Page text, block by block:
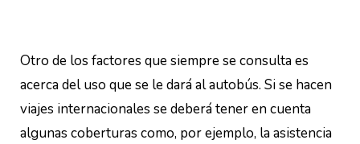
Otro de los factores que siempre se consulta es
acerca del uso que se le dará al autobús. Si se hacen
viajes internacionales se deberá tener en cuenta
algunas coberturas como, por ejemplo, la asistencia